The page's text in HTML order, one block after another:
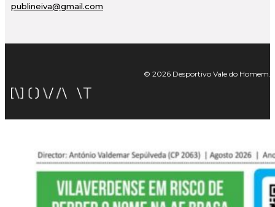
publineiva@gmail.com
© 2026 Desportivo Vale do Homem.